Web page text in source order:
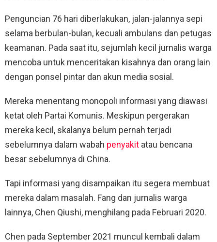
Penguncian 76 hari diberlakukan, jalan-jalannya sepi
selama berbulan-bulan, kecuali ambulans dan petugas
keamanan. Pada saat itu, sejumlah kecil jurnalis warga
mencoba untuk menceritakan kisahnya dan orang lain
dengan ponsel pintar dan akun media sosial.
Mereka menentang monopoli informasi yang diawasi
ketat oleh Partai Komunis. Meskipun pergerakan
mereka kecil, skalanya belum pernah terjadi
sebelumnya dalam wabah penyakit atau bencana
besar sebelumnya di China.
Tapi informasi yang disampaikan itu segera membuat
mereka dalam masalah. Fang dan jurnalis warga
lainnya, Chen Qiushi, menghilang pada Februari 2020.
Chen pada September 2021 muncul kembali dalam